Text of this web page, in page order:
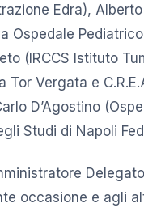
Edra),
(IRCCS Istituto
Tor Vergata e
D’Agostino
Studi di Napoli
occasione e agli